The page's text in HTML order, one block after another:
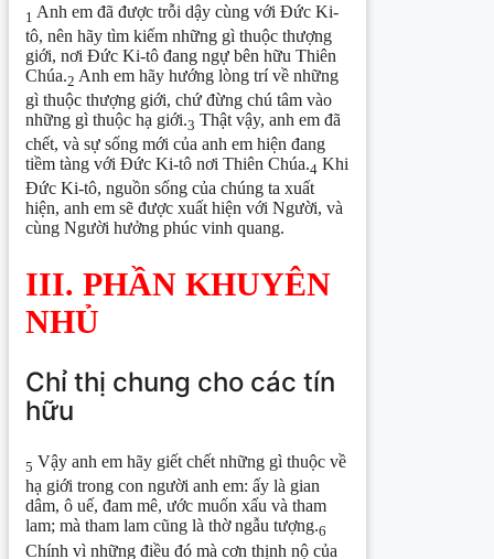
1 Anh em đã được trỗi dậy cùng với Đức Ki-
tô, nên hãy tìm kiếm những gì thuộc thượng
giới, nơi Đức Ki-tô đang ngự bên hữu Thiên
Chúa.2 Anh em hãy hướng lòng trí về những
gì thuộc thượng giới, chứ đừng chú tâm vào
những gì thuộc hạ giới.3 Thật vậy, anh em đã
chết, và sự sống mới của anh em hiện đang
tiềm tàng với Đức Ki-tô nơi Thiên Chúa.4 Khi
Đức Ki-tô, nguồn sống của chúng ta xuất
hiện, anh em sẽ được xuất hiện với Người, và
cùng Người hưởng phúc vinh quang.
III. PHẦN KHUYÊN
NHỦ
Chỉ thị chung cho các tín
hữu
5 Vậy anh em hãy giết chết những gì thuộc về
hạ giới trong con người anh em: ấy là gian
dâm, ô uế, đam mê, ước muốn xấu và tham
lam; mà tham lam cũng là thờ ngẫu tượng.6
Chính vì những điều đó mà cơn thịnh nộ của